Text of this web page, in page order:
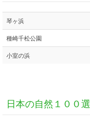
琴ヶ浜
種崎千松公園
小室の浜
日本の自然１００選